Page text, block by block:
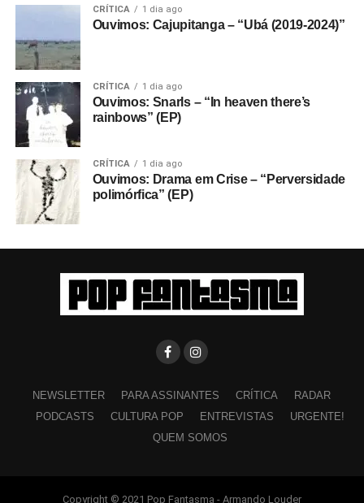
CRÍTICA 1 dia ago
Ouvimos: Cajupitanga – “Ubá (2019-2024)”
CRÍTICA 1 dia ago
Ouvimos: Snarls – “In heaven there’s
rainbows” (EP)
CRÍTICA 1 dia ago
Ouvimos: Drama em Crise – “Perversidade
polimórfica” (EP)
NEWSLETTER PARA ASSINANTES CRÍTICA
RADAR
PODCASTS
CULTURA POP ENTREVISTAS
URGENTE!
QUEM SOMOS
Copyright © 2021 Pop Fantasma - Armando Louder